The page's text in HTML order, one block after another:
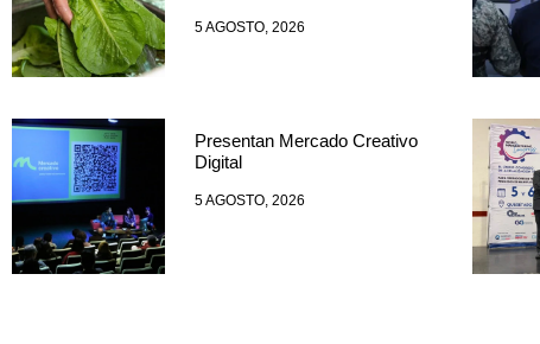
5 AGOSTO, 2026
Presentan Mercado Creativo
Digital
5 AGOSTO, 2026